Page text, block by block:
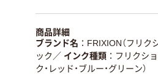
商品詳細
ブランド名
FRIXION（フリク
ック ／ インク種類 フリクショ
ク・レッド・ブルー・グリーン）